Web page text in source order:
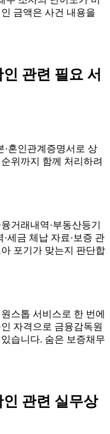
금액은 사건 내용을
관련 필요 서
·혼인관계증명서로 상
위까지 함께 처리하려
거래내역·부동산등기
세금 체납 자료·보증 관
포기가 맞는지 판단합
스톱 서비스로 한 번에
자격으로 금융감독원
습니다. 숨은 보증채무
관련 실무상